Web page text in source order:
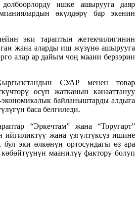
ишке ашырууга даяр
өкүлдөрү бар экенин
эки тараптын жетекчилигинин
жана аларды иш жүзүнө ашырууга
алар ар дайым чоң маани берээрин
СУАР менен товар
өсүп жатканын канааттануу
экономикалык байланыштарды алдыга
баса белгиледи.
“Эркечтам” жана “Торугарт”
ийгиликтүү жана үзгүлтүксүз ишине
бул эки өлкөнүн ортосундагы өз ара
маанилүү фактору болуп